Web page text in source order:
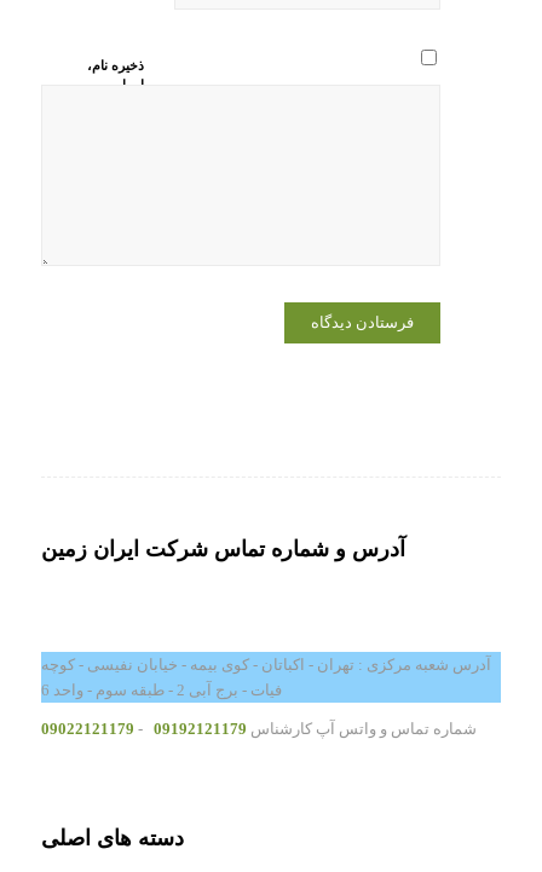
ذخیره نام،
ایمیل و
آدرس و شماره تماس شرکت ایران زمین
آدرس شعبه مرکزی : تهران - اکباتان - کوی بیمه - خیابان نفیسی - کوچه
فیات - برج آبی 2 - طبقه سوم - واحد 6
شماره تماس و واتس آپ کارشناس 09192121179
-
09022121179
دسته های اصلی